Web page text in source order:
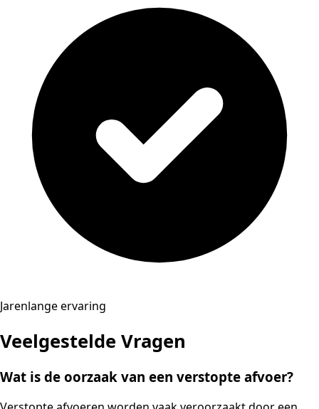
Jarenlange ervaring
Veelgestelde Vragen
Wat is de oorzaak van een verstopte afvoer?